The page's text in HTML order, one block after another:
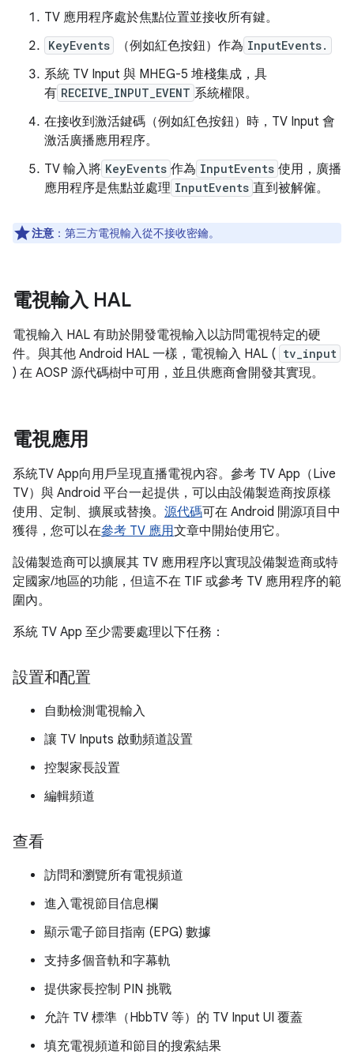
TV 應用程序處於焦點位置並接收所有鍵。
KeyEvents （例如紅色按鈕）作為 InputEvents.
系統 TV Input 與 MHEG-5 堆棧集成，具
有 RECEIVE_INPUT_EVENT 系統權限。
在接收到激活鍵碼（例如紅色按鈕）時，TV Input 會
激活廣播應用程序。
TV 輸入將 KeyEvents 作為 InputEvents 使用，廣播
應用程序是焦點並處理 InputEvents 直到被解僱。
注意 ：第三方電視輸入從不接收密鑰。
電視輸入 HAL
電視輸入 HAL 有助於開發電視輸入以訪問電視特定的硬
件。與其他 Android HAL 一樣，電視輸入 HAL ( tv_input
) 在 AOSP 源代碼樹中可用，並且供應商會開發其實現。
電視應用
系統TV App向用戶呈現直播電視內容。參考 TV App（Live
TV）與 Android 平台一起提供，可以由設備製造商按原樣
使用、定制、擴展或替換。 源代碼可在 Android 開源項目中
獲得，您可以在參考 TV 應用文章中開始使用它。
設備製造商可以擴展其 TV 應用程序以實現設備製造商或特
定國家/地區的功能，但這不在 TIF 或參考 TV 應用程序的範
圍內。
系統 TV App 至少需要處理以下任務：
設置和配置
自動檢測電視輸入
讓 TV Inputs 啟動頻道設置
控製家長設置
編輯頻道
查看
訪問和瀏覽所有電視頻道
進入電視節目信息欄
顯示電子節目指南 (EPG) 數據
支持多個音軌和字幕軌
提供家長控制 PIN 挑戰
允許 TV 標準（HbbTV 等）的 TV Input UI 覆蓋
填充電視頻道和節目的搜索結果